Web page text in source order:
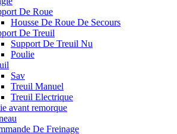
De Roue
Housse De Roue De Secours
De Treuil
Support De Treuil Nu
Poulie
Sav
Treuil Manuel
Treuil Electrique
avant remorque
De Freinage